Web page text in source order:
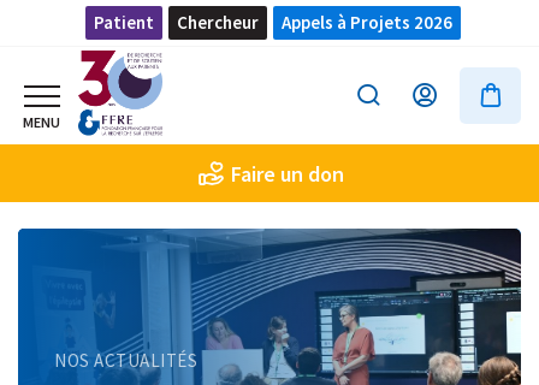
Patient Chercheur Appels à Projets 2026
Faire un don
NOS ACTUALITÉS